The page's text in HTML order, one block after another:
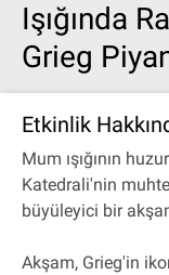
Işığında
Grieg
Etkinlik
Mum ışığının
Katedrali'nin
büyüleyici bir
Akşam, Grieg'in